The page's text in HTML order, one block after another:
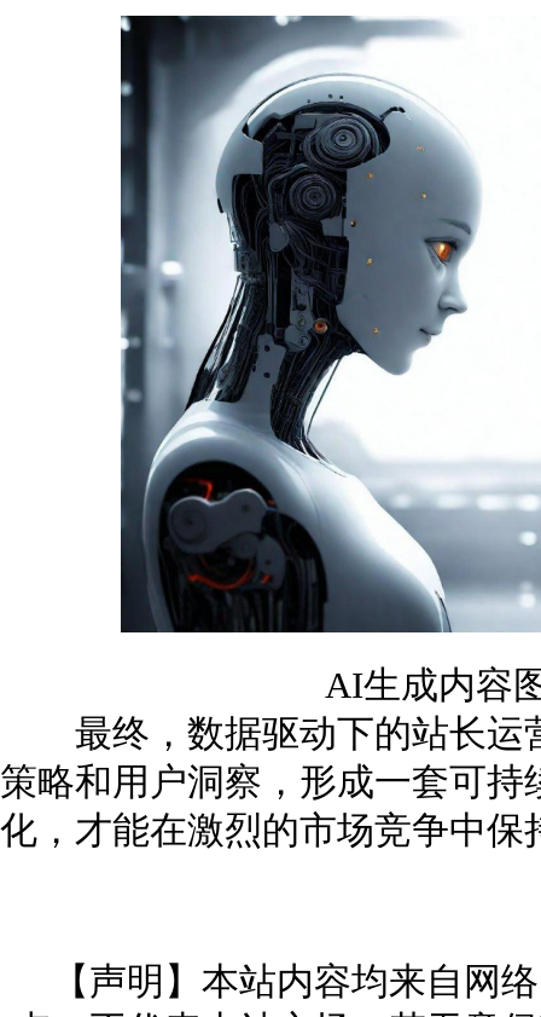
AI生成内容
最终，数据驱动下的站长运
策略和用户洞察，形成一套可
化，才能在激烈的市场竞争中保
【声明】本站内容均来自网